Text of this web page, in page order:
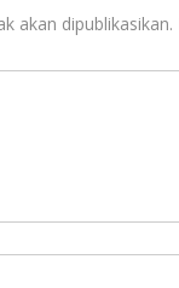
akan dipublikasikan.